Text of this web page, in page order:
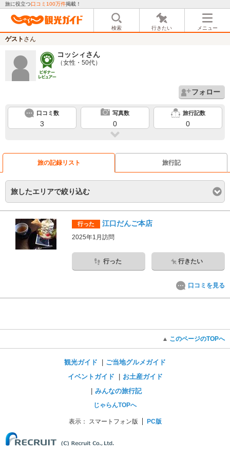
旅に役立つ口コミ100万件掲載！
検索 行きたい メニュー
ゲスト さん
コッシィさん
（女性・50代）
フォロー
口コミ数
3
写真数
0
旅行記数
0
旅の記録リスト 旅行記
旅したエリアで絞り込む
行った 江口だんご本店
2025年1月訪問
行った 行きたい
口コミを見る
このページのTOPへ
観光ガイド
ご当地グルメガイド
イベントガイド
お土産ガイド
みんなの旅行記
じゃらんTOPへ
表示： スマートフォン版 PC版